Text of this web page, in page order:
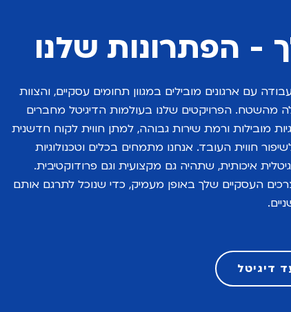
- הפתרונות שלנו
עם ארגונים מובילים במגוון תחומים עסקיים, והצוות
מהשטח. הפרויקטים שלנו בעולמות הדיגיטל מחברים
מובילות ורמת שירות גבוהה, למתן חווית לקוח חדשנית
חווית העובד. אנחנו מתמחים בכלים וטכנולוגיות
איכותית, שתהיה גם מקצועית וגם פרודוקטיבית.
העסקיים שלך באופן מעמיק, כדי שנוכל לתרגם אותם
דיגיטל